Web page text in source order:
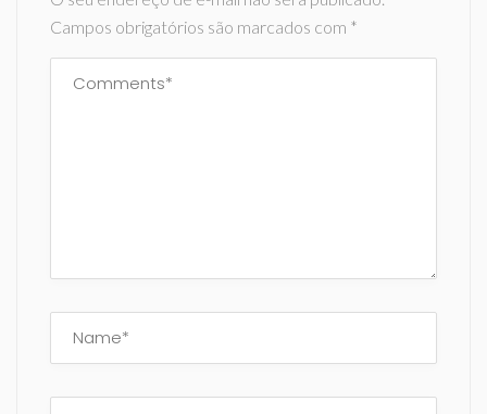
Campos obrigatórios são marcados com *